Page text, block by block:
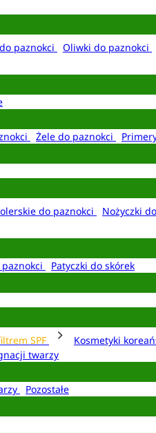
paznokci Oliwki do paznokci
Żele do paznokci
do paznokci Nożyczki
paznokci
Patyczki do skórek
SPF Kosmetyki
twarzy
Pozostałe